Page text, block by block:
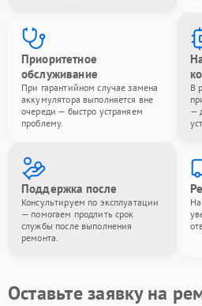
Приоритетное
обслуживание
При гарантийном случае замена
аккумулятора выполняется вне
очереди — быстро устраняем
проблему.
В
—
Поддержка после
Консультируем по эксплуатации
— помогаем продлить срок
службы после выполнения
ремонта.
Оставьте заявку на